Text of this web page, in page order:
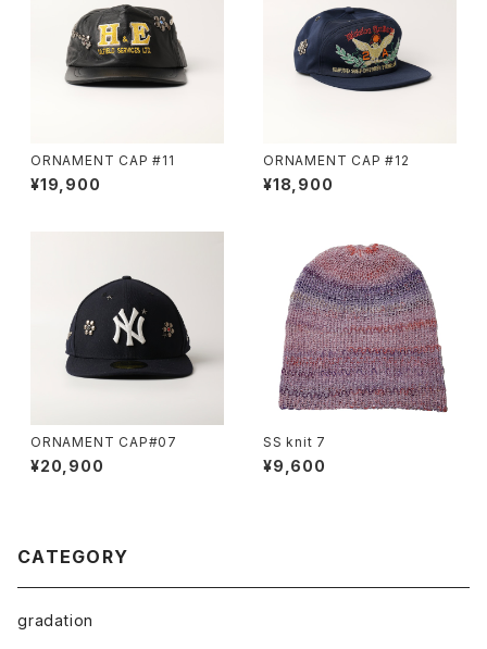
ORNAMENT CAP #11
¥19,900
ORNAMENT CAP #12
¥18,900
ORNAMENT CAP#07
¥20,900
SS knit 7
¥9,600
CATEGORY
gradation